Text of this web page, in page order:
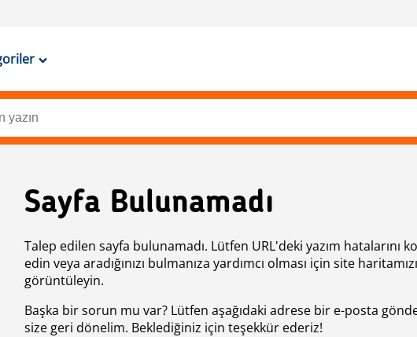
Sayfa Bulunamadı
Talep edilen sayfa bulunamadı. Lütfen URL'deki yazım hatalarını
edin veya aradığınızı bulmanıza yardımcı olması için site haritamızı
görüntüleyin.
Başka bir sorun mu var? Lütfen aşağıdaki adrese bir e-posta
size geri dönelim. Beklediğiniz için teşekkür ederiz!